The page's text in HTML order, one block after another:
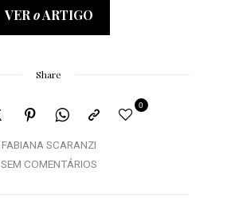
VER oARTIGO
Share
FABIANA SCARANZI
0
SEM COMENTÁRIOS